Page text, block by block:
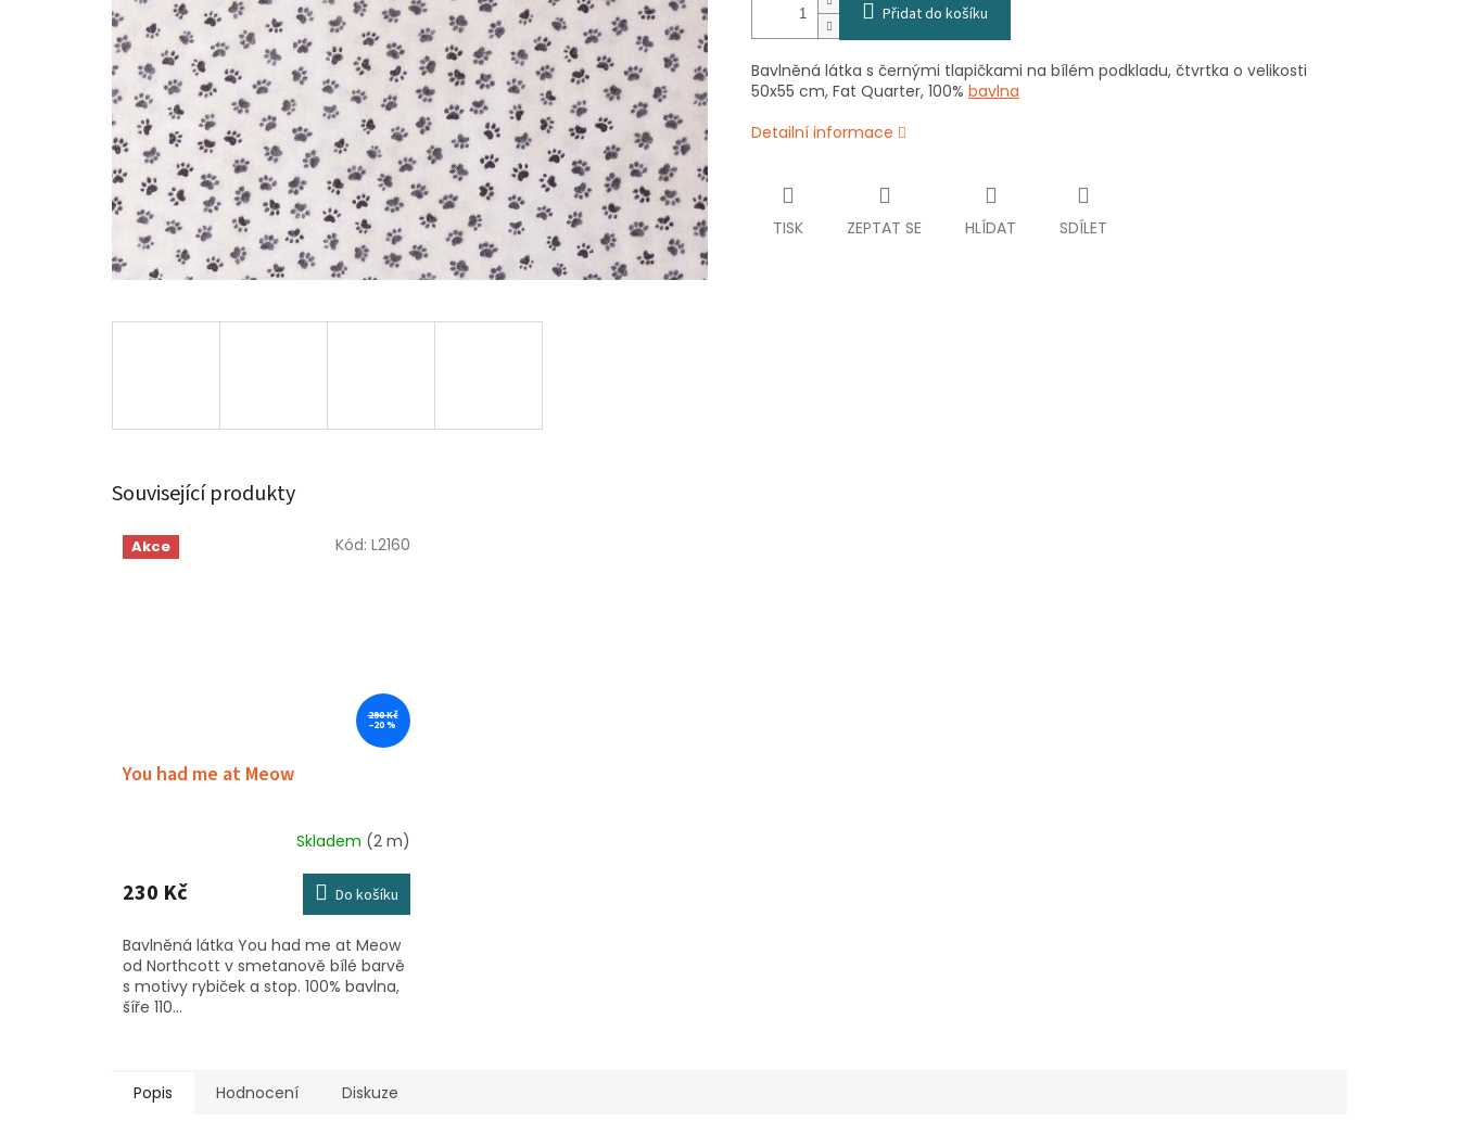
Přidat do košíku
Bavlněná látka s černými tlapičkami na bílém podkladu, čtvrtka o velikosti
50x55 cm, Fat Quarter, 100% bavlna
Detailní informace
TISK ZEPTAT SE HLÍDAT SDÍLET
Související produkty
Akce
290 Kč
–20 %
You had me at Meow
Skladem (2 m)
230 Kč Do košíku
Bavlněná látka You had me at Meow
od Northcott v smetanově bílé barvě
s motivy rybiček a stop. 100% bavlna,
šíře 110...
Kód: L2160
Popis Hodnocení Diskuze